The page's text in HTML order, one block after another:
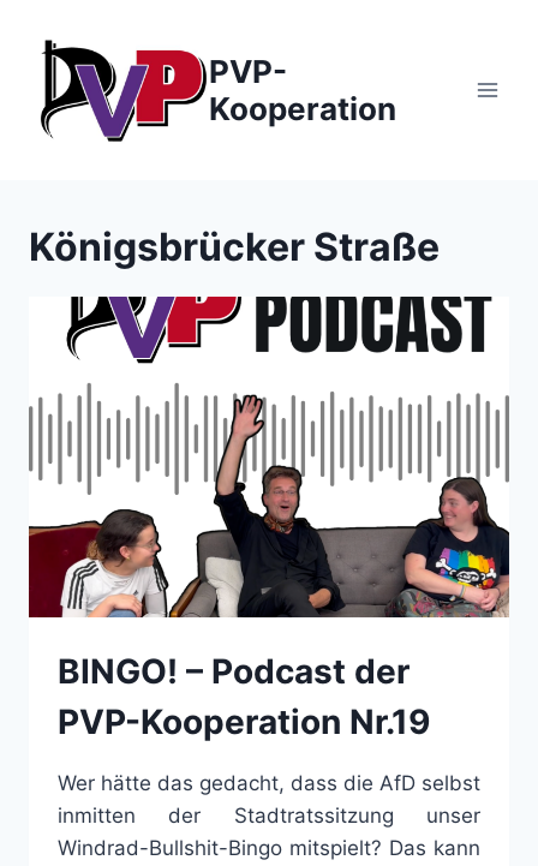
Inhalt
springen
PVP-
Kooperation
Königsbrücker Straße
BINGO! – Podcast der
PVP-Kooperation Nr.19
Wer hätte das gedacht, dass die AfD selbst
inmitten der Stadtratssitzung unser
Windrad-Bullshit-Bingo mitspielt? Das kann